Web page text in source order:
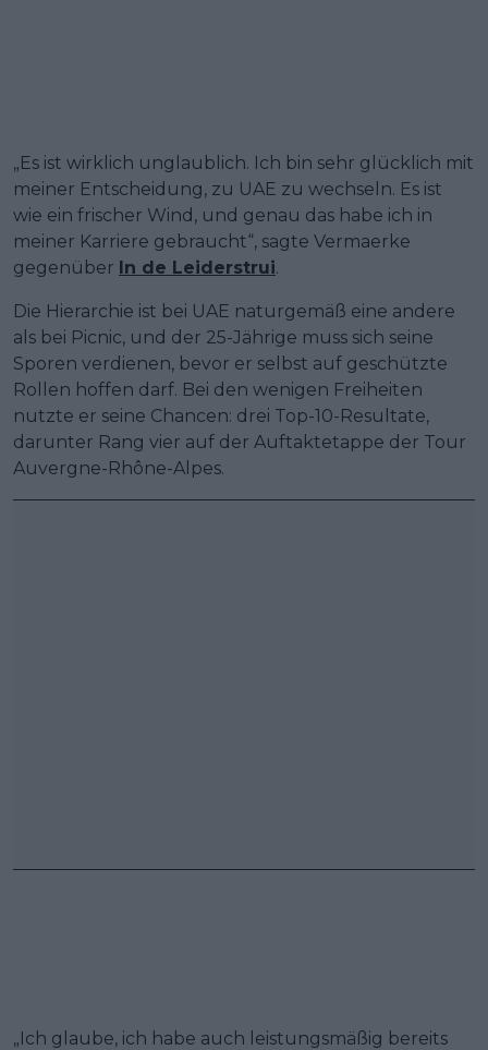
„Es ist wirklich unglaublich. Ich bin sehr glücklich mit
meiner Entscheidung, zu UAE zu wechseln. Es ist
wie ein frischer Wind, und genau das habe ich in
meiner Karriere gebraucht“, sagte Vermaerke
gegenüber In de Leiderstrui.
Die Hierarchie ist bei UAE naturgemäß eine andere
als bei Picnic, und der 25-Jährige muss sich seine
Sporen verdienen, bevor er selbst auf geschützte
Rollen hoffen darf. Bei den wenigen Freiheiten
nutzte er seine Chancen: drei Top-10-Resultate,
darunter Rang vier auf der Auftaktetappe der Tour
Auvergne-Rhône-Alpes.
„Ich glaube, ich habe auch leistungsmäßig bereits